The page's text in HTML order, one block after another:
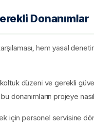
Donanımlar
hem yasal
düzeni ve gerekli
projeye nasıl
için personel servisine